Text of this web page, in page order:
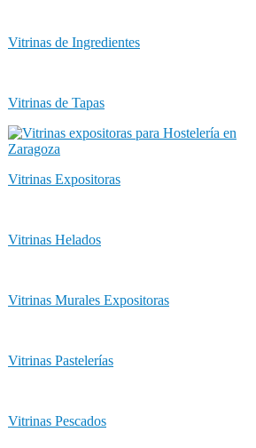
Vitrinas de Ingredientes
Vitrinas de Tapas
Vitrinas Expositoras
Vitrinas Helados
Vitrinas Murales Expositoras
Vitrinas Pastelerías
Vitrinas Pescados